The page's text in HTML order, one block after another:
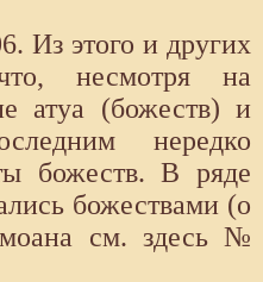
Из этого и других
несмотря на
атуа (божеств) и
нередко
божеств. В ряде
божествами (о
см. здесь №